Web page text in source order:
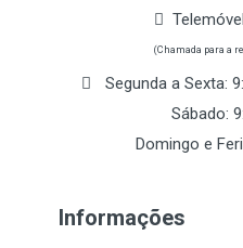
(Chamada para a
Segunda a Sexta:
Sábado:
Domingo e
Informações